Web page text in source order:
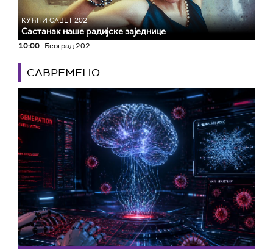
КУЋНИ САВЕТ 202
Састанак наше радијске заједнице
10:00 Београд 202
САВРЕМЕНО